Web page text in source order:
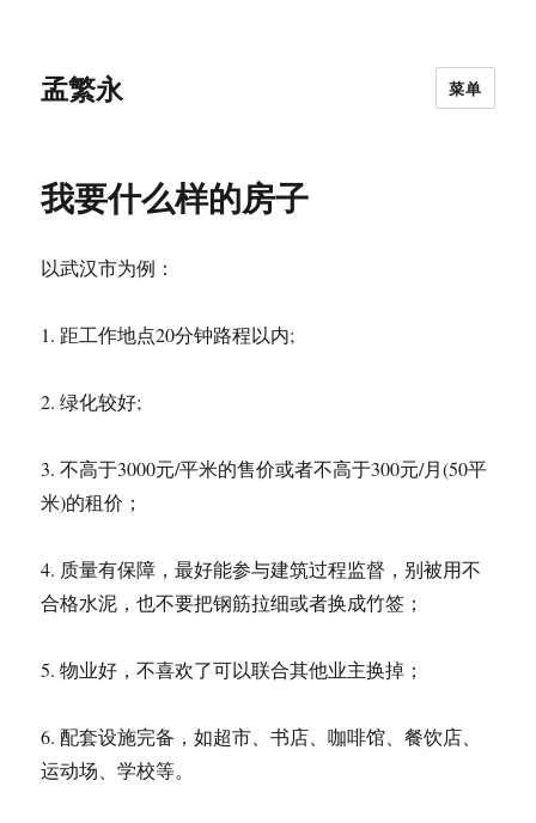
孟繁永 菜单
我要什么样的房子
以武汉市为例：
1. 距工作地点20分钟路程以内;
2. 绿化较好;
3. 不高于3000元/平米的售价或者不高于300元/月(50平
米)的租价；
4. 质量有保障，最好能参与建筑过程监督，别被用不
合格水泥，也不要把钢筋拉细或者换成竹签；
5. 物业好，不喜欢了可以联合其他业主换掉；
6. 配套设施完备，如超市、书店、咖啡馆、餐饮店、
运动场、学校等。